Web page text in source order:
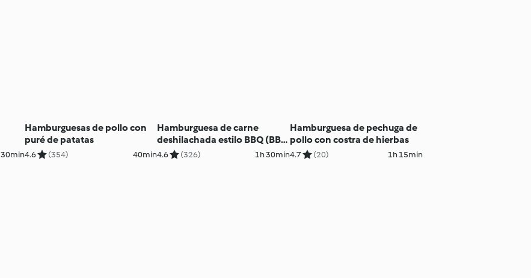
30min
Hamburguesas de pollo con
puré de patatas
4.6 (354) 40min
Hamburguesa de carne
deshilachada estilo BBQ (BBQ
pulled pork buns)
4.6 (326) 1h 30min
Hamburguesa de pechuga de
pollo con costra de hierbas
4.7 (20) 1h 15min